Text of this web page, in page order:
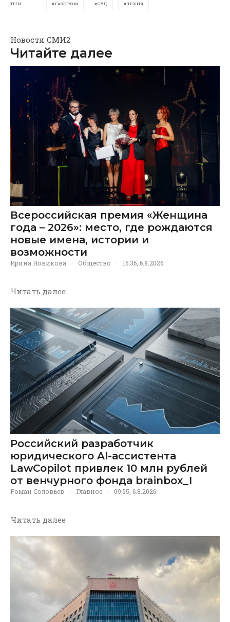
ТЕГИ ГАЗПРОМ СУД ЧЕХИЯ
Новости СМИ2
Читайте далее
Всероссийская премия «Женщина
года – 2026»: место, где рождаются
новые имена, истории и
возможности
Ирина Новикова · Общество · 15:36, 6.8.2026
Читать далее
Российский разработчик
юридического AI-ассистента
LawCopilot привлек 10 млн рублей
от венчурного фонда brainbox_I
Роман Соловьев · Главное · 09:55, 6.8.2026
Читать далее